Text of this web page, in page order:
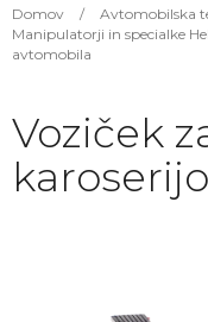
Domov / Avtomobilska
Manipulatorji in specialke
avtomobila
Voziček